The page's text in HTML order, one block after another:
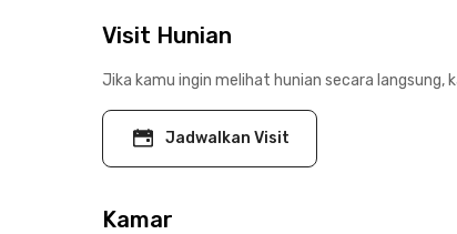
Visit Hunian
Jika kamu ingin melihat hunian secara langsung,
Jadwalkan Visit
Kamar